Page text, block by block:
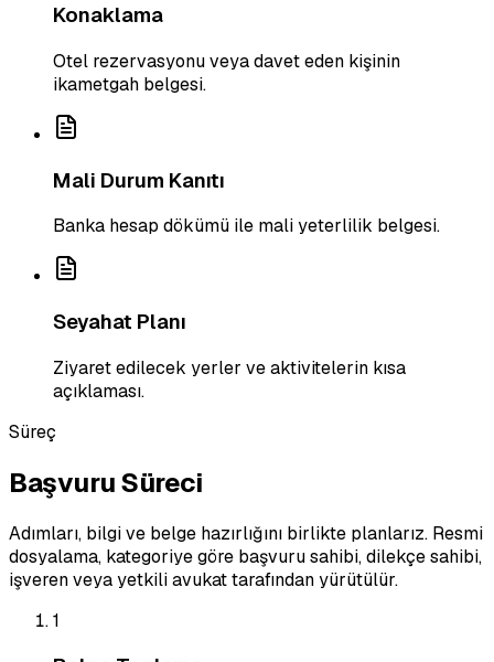
Konaklama
Otel rezervasyonu veya davet eden kişinin
ikametgah belgesi.
Mali Durum Kanıtı
Banka hesap dökümü ile mali yeterlilik belgesi.
Seyahat Planı
Ziyaret edilecek yerler ve aktivitelerin kısa
açıklaması.
Süreç
Başvuru Süreci
Adımları, bilgi ve belge hazırlığını birlikte planlarız. Resmi
dosyalama, kategoriye göre başvuru sahibi, dilekçe sahibi,
işveren veya yetkili avukat tarafından yürütülür.
1